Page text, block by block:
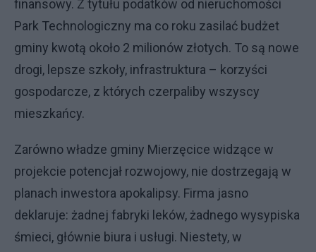
finansowy. Z tytułu podatków od nieruchomości
Park Technologiczny ma co roku zasilać budżet
gminy kwotą około 2 milionów złotych. To są nowe
drogi, lepsze szkoły, infrastruktura – korzyści
gospodarcze, z których czerpaliby wszyscy
mieszkańcy.
Zarówno władze gminy Mierzęcice widzące w
projekcie potencjał rozwojowy, nie dostrzegają w
planach inwestora apokalipsy. Firma jasno
deklaruje: żadnej fabryki leków, żadnego wysypiska
śmieci, głównie biura i usługi. Niestety, w